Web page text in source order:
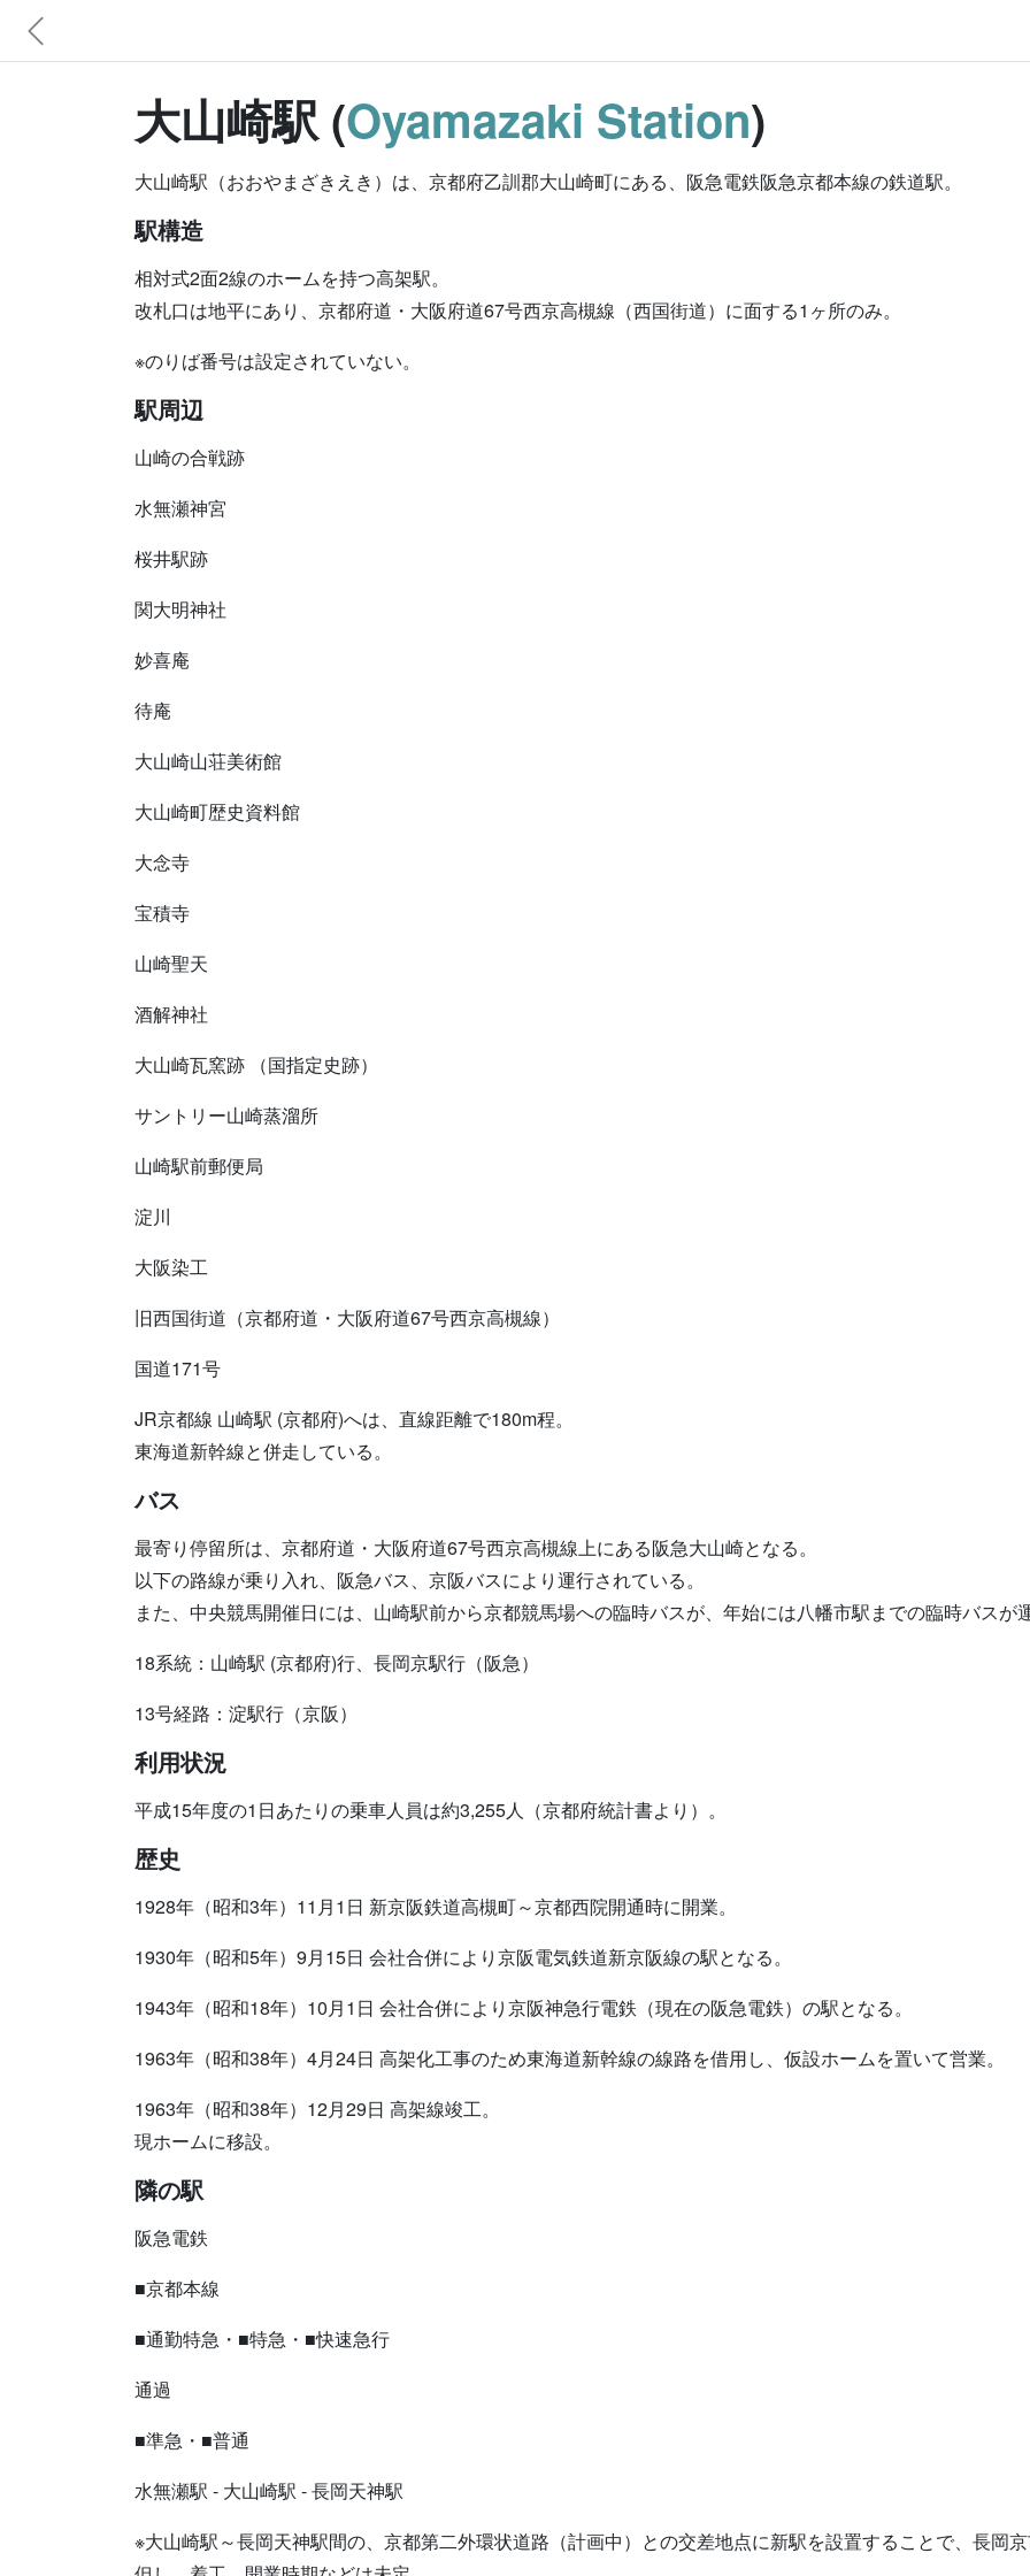
大山崎駅 (Oyamazaki Station)
大山崎駅（おおやまざきえき）は、京都府乙訓郡大山崎町にある、阪急電鉄阪急京都本線の鉄道駅。
駅構造
相対式2面2線のホームを持つ高架駅。
改札口は地平にあり、京都府道・大阪府道67号西京高槻線（西国街道）に面する1ヶ所のみ。
※のりば番号は設定されていない。
駅周辺
山崎の合戦跡
水無瀬神宮
桜井駅跡
関大明神社
妙喜庵
待庵
大山崎山荘美術館
大山崎町歴史資料館
大念寺
宝積寺
山崎聖天
酒解神社
大山崎瓦窯跡 （国指定史跡）
サントリー山崎蒸溜所
山崎駅前郵便局
淀川
大阪染工
旧西国街道（京都府道・大阪府道67号西京高槻線）
国道171号
JR京都線 山崎駅 (京都府)へは、直線距離で180m程。
東海道新幹線と併走している。
バス
最寄り停留所は、京都府道・大阪府道67号西京高槻線上にある阪急大山崎となる。
以下の路線が乗り入れ、阪急バス、京阪バスにより運行されている。
また、中央競馬開催日には、山崎駅前から京都競馬場への臨時バスが、年始には八幡市駅までの臨時バスが
18系統：山崎駅 (京都府)行、長岡京駅行（阪急）
13号経路：淀駅行（京阪）
利用状況
平成15年度の1日あたりの乗車人員は約3,255人（京都府統計書より）。
歴史
1928年（昭和3年）11月1日 新京阪鉄道高槻町～京都西院開通時に開業。
1930年（昭和5年）9月15日 会社合併により京阪電気鉄道新京阪線の駅となる。
1943年（昭和18年）10月1日 会社合併により京阪神急行電鉄（現在の阪急電鉄）の駅となる。
1963年（昭和38年）4月24日 高架化工事のため東海道新幹線の線路を借用し、仮設ホームを置いて営業。
1963年（昭和38年）12月29日 高架線竣工。
現ホームに移設。
隣の駅
阪急電鉄
■京都本線
■通勤特急・■特急・■快速急行
通過
■準急・■普通
水無瀬駅 - 大山崎駅 - 長岡天神駅
※大山崎駅～長岡天神駅間の、京都第二外環状道路（計画中）との交差地点に新駅を設置することで、長岡京